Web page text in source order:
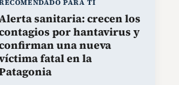
PARA TI
sanitaria: crecen los
por hantavirus y
una nueva
fatal en la